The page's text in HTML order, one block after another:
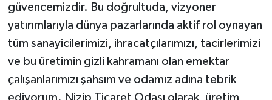
güvencemizdir. Bu doğrultuda, vizyoner
yatırımlarıyla dünya pazarlarında aktif rol oynayan
tüm sanayicilerimizi, ihracatçılarımızı, tacirlerimizi
ve bu üretimin gizli kahramanı olan emektar
çalışanlarımızı şahsım ve odamız adına tebrik
ediyorum. Nizip Ticaret Odası olarak, üretim